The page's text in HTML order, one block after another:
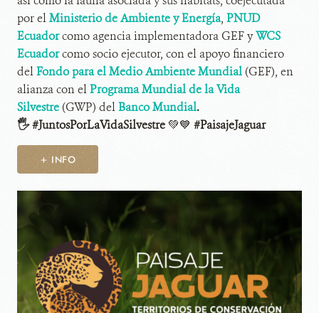
por elMinisterio de Ambiente y Energía, PNUD
Ecuadorcomo agencia implementadora GEF yWCS
Ecuadorcomo socio ejecutor, con el apoyo financiero
delFondo para el Medio Ambiente Mundial (GEF), en
alianza con elPrograma Mundial de la Vida
Silvestre (GWP) delBanco Mundial.
🖐 #JuntosPorLaVidaSilvestre 💚💙 #PaisajeJaguar
+ INFO